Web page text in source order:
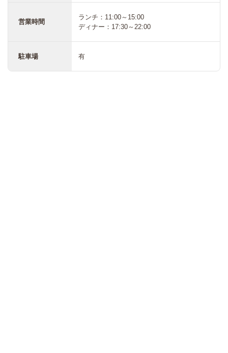
営業時間
ランチ：11:00～15:00
ディナー：17:30～22:00
駐車場 有